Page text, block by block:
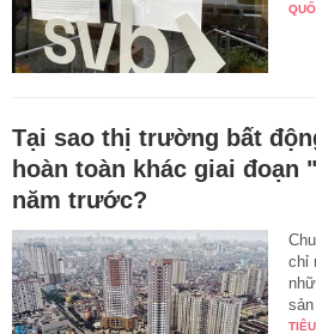
Tại sao thị trường bất
hoàn toàn khác giai đoạn
năm trước?
chỉ